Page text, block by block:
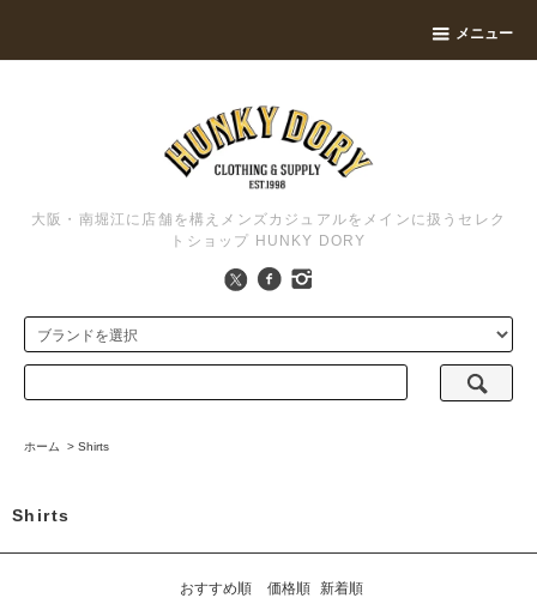
メニュー
大阪・南堀江に店舗を構えメンズカジュアルをメインに扱うセレク
トショップ HUNKY DORY
ホーム > Shirts
Shirts
おすすめ順 価格順 新着順